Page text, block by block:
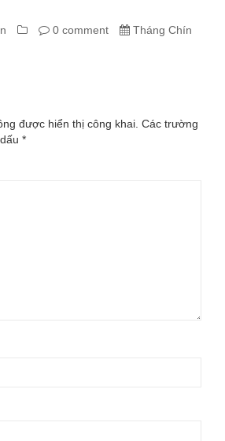
0 comment
Tháng Chín
được hiển thị công khai. Các trường
*